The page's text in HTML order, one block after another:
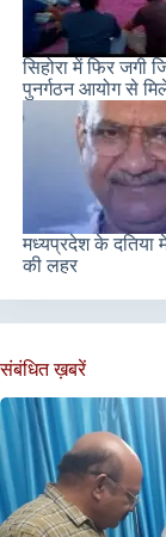
सिहोरा में फिर जगी
पुनर्गठन आयोग से
मध्यप्रदेश के दतिया
की लहर
संबंधित ख़बरें